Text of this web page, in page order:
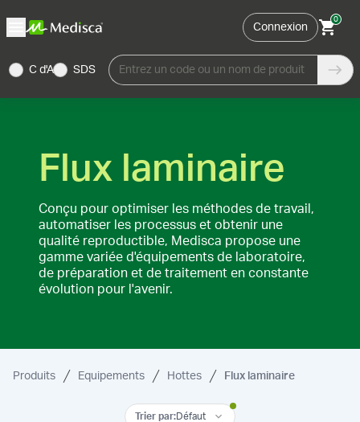
Connexion
0
C d'A SDS Entrez un code ou un nom de produit
Flux laminaire
Conçu pour optimiser les méthodes de travail,
automatiser les processus et obtenir une
qualité reproductible, Medisca propose une
gamme variée d'équipements de laboratoire,
de préparation et de traitement en constante
évolution pour l'avenir.
Produits Equipements Hottes Flux laminaire
Trier par:Défaut